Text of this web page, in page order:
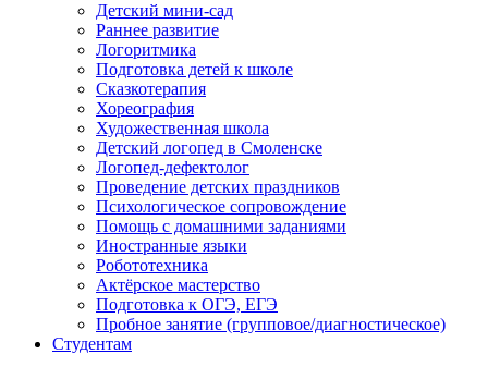
Детский мини-сад
Раннее развитие
Логоритмика
Подготовка детей к школе
Сказкотерапия
Хореография
Художественная школа
Детский логопед в Смоленске
Логопед-дефектолог
Проведение детских праздников
Психологическое сопровождение
Помощь с домашними заданиями
Иностранные языки
Робототехника
Актёрское мастерство
Подготовка к ОГЭ, ЕГЭ
Пробное занятие (групповое/диагностическое)
Студентам